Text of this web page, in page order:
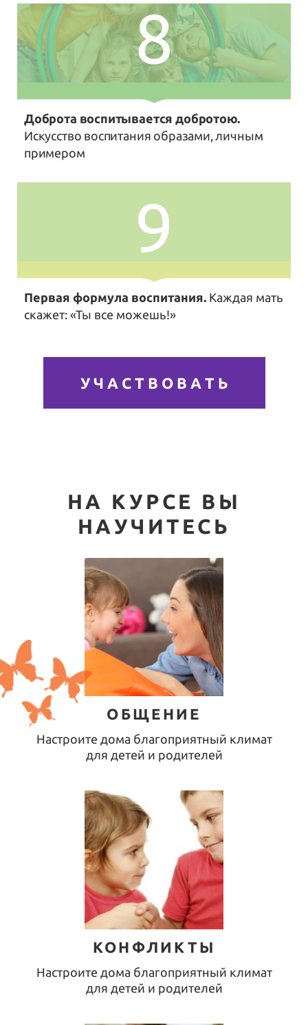
8
Доброта воспитывается добротою.
Искусство воспитания образами, личным
примером
9
Первая формула воспитания. Каждая мать
скажет: «Ты все можешь!»
У Ч А С Т В О В А Т Ь
НА КУРСЕ ВЫ
НАУЧИТЕСЬ
ОБЩЕНИЕ
Настроите дома благоприятный климат
для детей и родителей
КОНФЛИКТЫ
Настроите дома благоприятный климат
для детей и родителей